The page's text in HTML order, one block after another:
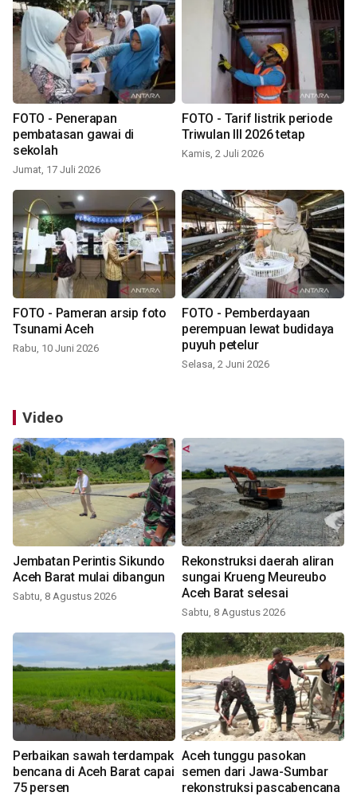
FOTO - Penerapan
pembatasan gawai di
sekolah
Jumat, 17 Juli 2026
FOTO - Tarif listrik periode
Triwulan III 2026 tetap
Kamis, 2 Juli 2026
FOTO - Pameran arsip foto
Tsunami Aceh
Rabu, 10 Juni 2026
FOTO - Pemberdayaan
perempuan lewat budidaya
puyuh petelur
Selasa, 2 Juni 2026
Video
Jembatan Perintis Sikundo
Aceh Barat mulai dibangun
Sabtu, 8 Agustus 2026
Rekonstruksi daerah aliran
sungai Krueng Meureubo
Aceh Barat selesai
Sabtu, 8 Agustus 2026
Perbaikan sawah terdampak
bencana di Aceh Barat capai
75 persen
Aceh tunggu pasokan
semen dari Jawa-Sumbar
rekonstruksi pascabencana